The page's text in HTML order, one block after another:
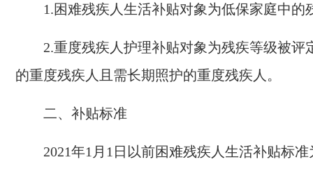
1.困难残疾人生活补贴对象为低保家庭中的
2.重度残疾人护理补贴对象为残疾等级被评
的重度残疾人且需长期照护的重度残疾人。
二、补贴标准
2021年1 月 1 日以前困难残疾人生活补贴标